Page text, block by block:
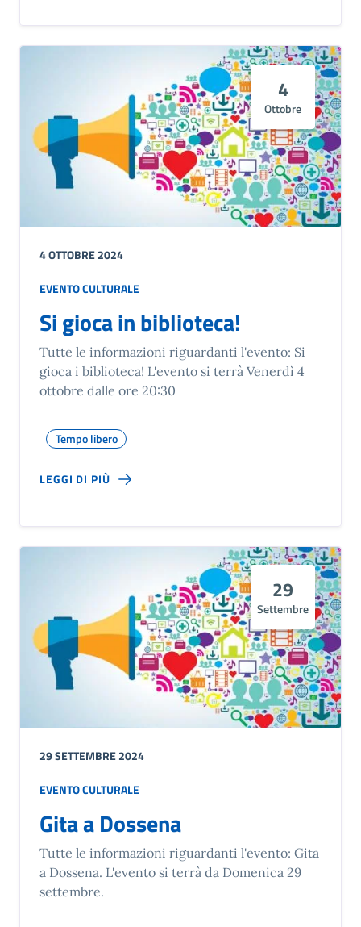
4
Ottobre
4 OTTOBRE 2024
EVENTO CULTURALE
Si gioca in biblioteca!
Tutte le informazioni riguardanti l'evento: Si
gioca i biblioteca! L'evento si terrà Venerdì 4
ottobre dalle ore 20:30
Tempo libero
LEGGI DI PIÙ
29
Settembre
29 SETTEMBRE 2024
EVENTO CULTURALE
Gita a Dossena
Tutte le informazioni riguardanti l'evento: Gita
a Dossena. L'evento si terrà da Domenica 29
settembre.